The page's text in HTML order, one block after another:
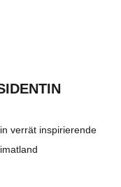
verrät inspirierende